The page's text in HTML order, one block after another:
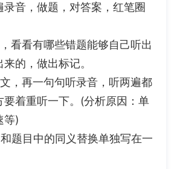
录音，做题，对答案，红笔圈
看看有哪些错题能够自己听出
的，做出标记。
，再一句句听录音，听两遍都
要着重听一下。(分析原因：单
等)
题目中的同义替换单独写在一